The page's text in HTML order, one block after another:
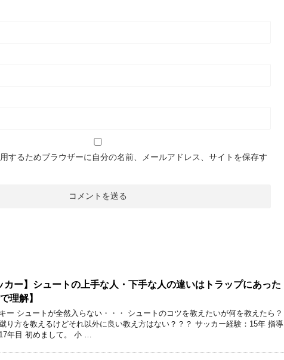
するためブラウザーに自分の名前、メールアドレス、サイトを保存す
カー】シュートの上手な人・下手な人の違いはトラップにあった
理解】
ー シュートが全然入らない・・・ シュートのコツを教えたいが何を教えたら？
り方を教えるけどそれ以外に良い教え方はない？？？ サッカー経験：15年 指導
年目 初めまして。 小 …